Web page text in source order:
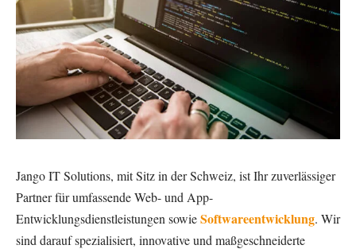
Jango IT Solutions, mit Sitz in der Schweiz, ist Ihr zuverlässiger
Partner für umfassende Web- und App-
Entwicklungsdienstleistungen sowieSoftwareentwicklung. Wir
sind darauf spezialisiert, innovative und maßgeschneiderte